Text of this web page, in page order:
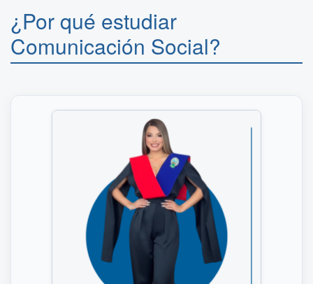
¿Por qué estudiar
Comunicación Social?